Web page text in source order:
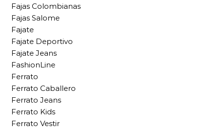
Fajas Colombianas
Fajas Salome
Fajate
Fajate Deportivo
Fajate Jeans
FashionLine
Ferrato
Ferrato Caballero
Ferrato Jeans
Ferrato Kids
Ferrato Vestir